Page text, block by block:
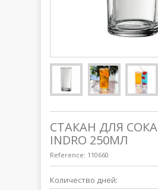
СТАКАН ДЛЯ СОКА
INDRO 250МЛ
Reference: 110660
Количество дней: